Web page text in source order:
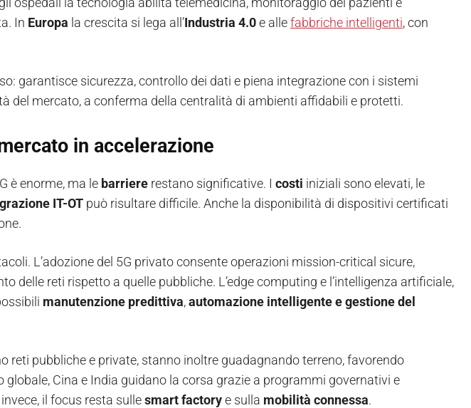
In Europa la crescita si lega all’Industria 4.0e allefabbriche intelligenti, con
garantisce sicurezza, controllo dei dati e piena integrazione con i sistemi
del mercato, a conferma della centralità di ambienti affidabili e protetti.
in accelerazione
è enorme, ma le barriere restano significative. I costi iniziali sono elevati, le
IT-OT può risultare difficile. Anche la disponibilità di dispositivi certificati
L’adozione del 5G privato consente operazioni mission-critical sicure,
delle reti rispetto a quelle pubbliche. L’edge computing e l’intelligenza artificiale,
manutenzione predittiva,automazione intelligente e gestione del
reti pubbliche e private, stanno inoltre guadagnando terreno, favorendo
globale, Cina e India guidano la corsa grazie a programmi governativi e
invece, il focus resta sullesmart factorye sulla mobilità connessa.